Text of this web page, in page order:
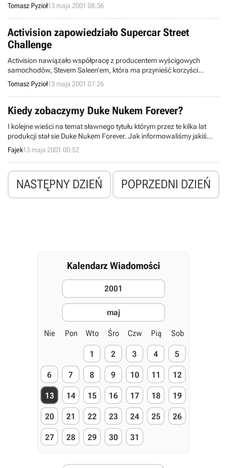
Tomasz Pyzioł13 maja 2001 08:36
Activision zapowiedziało Supercar Street
Challenge
Activision nawiązało współpracę z producentem wyścigowych
samochodów, Stevem Saleen’em, która ma przynieść korzyści
podczas prac nad nowo powstającymi wyścigami samochodowymi
Supercar Street Challenge.
Tomasz Pyzioł13 maja 2001 07:26
Kiedy zobaczymy Duke Nukem Forever?
I kolejne wieści na temat sławnego tytułu którym przez te kilka lat
produkcji stał sie Duke Nukem Forever. Jak informowaliśmy jakiś
czas temu, na rozpoczynających się niebawem targach E3 ma
zostać zaprezentowany film video z tejże gry.
Fajek13 maja 2001 00:52
NASTĘPNY DZIEŃ POPRZEDNI DZIEŃ
Kalendarz Wiadomości
2001
maj
Nie Pon Wto Śro Czw Pią Sob
1 2 3 4 5
6 7 8 9 10 11 12
13 14 15 16 17 18 19
20 21 22 23 24 25 26
27 28 29 30 31